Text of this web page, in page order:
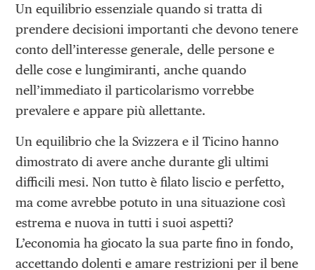
Un equilibrio essenziale quando si tratta di
prendere decisioni importanti che devono tenere
conto dell’interesse generale, delle persone e
delle cose e lungimiranti, anche quando
nell’immediato il particolarismo vorrebbe
prevalere e appare più allettante.
Un equilibrio che la Svizzera e il Ticino hanno
dimostrato di avere anche durante gli ultimi
difficili mesi. Non tutto è filato liscio e perfetto,
ma come avrebbe potuto in una situazione così
estrema e nuova in tutti i suoi aspetti?
L’economia ha giocato la sua parte fino in fondo,
accettando dolenti e amare restrizioni per il bene